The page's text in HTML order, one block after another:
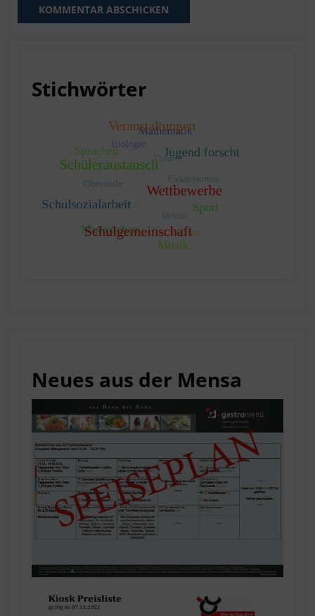
Stichwörter
Neues aus der Mensa